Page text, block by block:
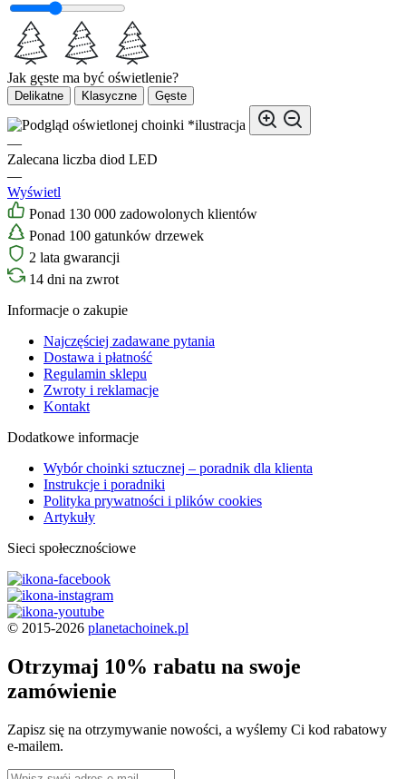
Jak gęste ma być oświetlenie?
Delikatne Klasyczne Gęste
*ilustracja
—
Zalecana liczba diod LED
—
Wyświetl
Ponad 130 000 zadowolonych klientów
Ponad 100 gatunków drzewek
2 lata gwarancji
14 dni na zwrot
Informacje o zakupie
Najczęściej zadawane pytania
Dostawa i płatność
Regulamin sklepu
Zwroty i reklamacje
Kontakt
Dodatkowe informacje
Wybór choinki sztucznej – poradnik dla klienta
Instrukcje i poradniki
Polityka prywatności i plików cookies
Artykuły
Sieci społecznościowe
© 2015-2026 planetachoinek.pl
Otrzymaj 10% rabatu na swoje
zamówienie
Zapisz się na otrzymywanie nowości, a wyślemy Ci kod rabatowy
e-mailem.